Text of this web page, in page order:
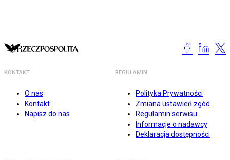
KONTAKT
O nas
Kontakt
Napisz do nas
REGULAMIN
Polityka Prywatności
Zmiana ustawień zgód
Regulamin serwisu
Informacje o nadawcy
Deklaracja dostępności